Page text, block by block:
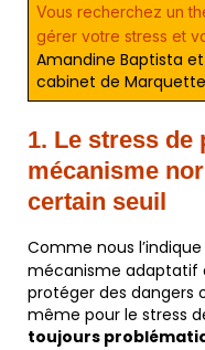
Vous recherchez un
gérer votre stress et
Amandine Baptista
cabinet de
1. Le stress de
mécanisme
certain seuil
Comme nous l’indique
mécanisme adaptatif
protéger des dangers
même pour le stress
toujours